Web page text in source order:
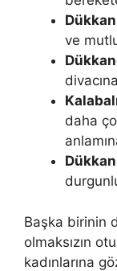
ve
daha
Başka birinin
olmaksızın
kadınlarına